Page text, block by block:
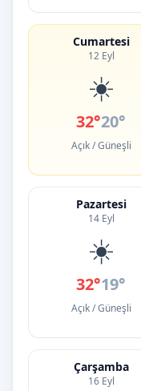
Cumartesi
12 Eyl
☀️
32°20°
Açık / Güneşli
Pazartesi
14 Eyl
☀️
32°19°
Açık / Güneşli
Çarşamba
16 Eyl